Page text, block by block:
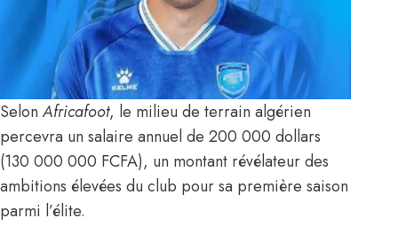
SelonAfricafoot, le milieu de terrain algérien
percevra un salaire annuel de 200 000 dollars
(130 000 000 FCFA), un montant révélateur des
ambitions élevées du club pour sa première saison
parmi l’élite.